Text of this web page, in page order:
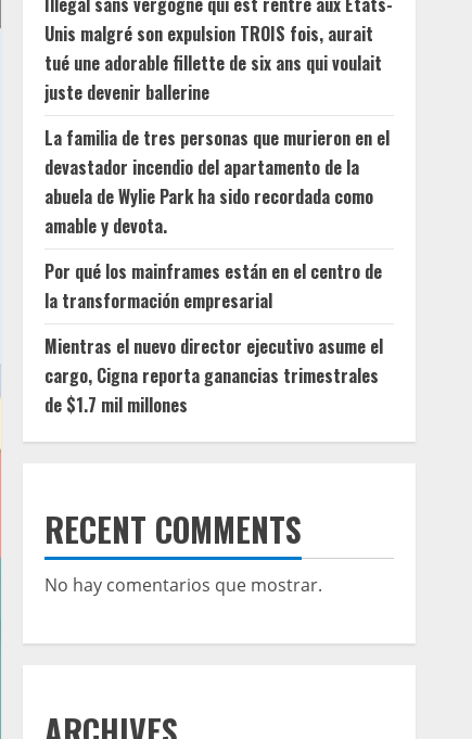
Unis malgré son expulsion TROIS fois, aurait
tué une adorable fillette de six ans qui voulait
juste devenir ballerine
La familia de tres personas que murieron en el
devastador incendio del apartamento de la
abuela de Wylie Park ha sido recordada como
amable y devota.
Por qué los mainframes están en el centro de
la transformación empresarial
Mientras el nuevo director ejecutivo asume el
cargo, Cigna reporta ganancias trimestrales
de $1.7 mil millones
RECENT COMMENTS
No hay comentarios que mostrar.